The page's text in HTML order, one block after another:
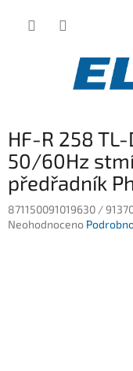
HF-R 258
50/60Hz
předřadník
871150091019630 /
Průměrné
Neohodnoceno